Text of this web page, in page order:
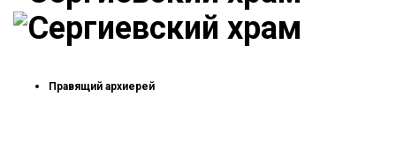
Правящий архиерей